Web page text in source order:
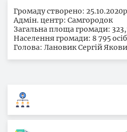
Громаду створено:
Адмін. центр: Самгородок
Загальна площа громади:
Населення громади: 8 795 осіб
Голова: Лановик Сергій